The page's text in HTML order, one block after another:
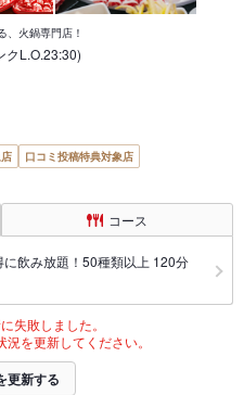
、火鍋専門店！
クL.O.23:30)
口コミ投稿特典対象店
コース
に飲み放題！50種類以上 120分
失敗しました。
を更新してください。
更新する